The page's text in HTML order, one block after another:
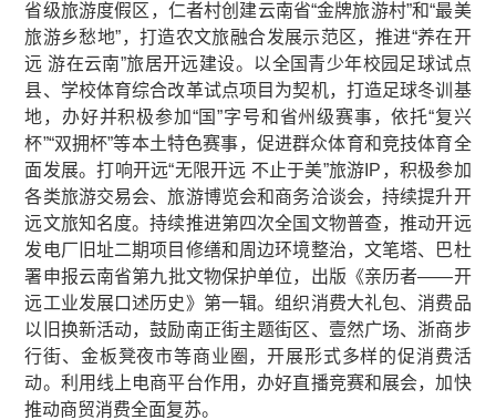
省级旅游度假区，仁者村创建云南省“金牌旅游村”和“最美
旅游乡愁地”，打造农文旅融合发展示范区，推进“养在开
远 游在云南”旅居开远建设。以全国青少年校园足球试点
县、学校体育综合改革试点项目为契机，打造足球冬训基
地，办好并积极参加“国”字号和省州级赛事，依托“复兴
杯”“双拥杯”等本土特色赛事，促进群众体育和竞技体育全
面发展。打响开远“无限开远 不止于美”旅游IP，积极参加
各类旅游交易会、旅游博览会和商务洽谈会，持续提升开
远文旅知名度。持续推进第四次全国文物普查，推动开远
发电厂旧址二期项目修缮和周边环境整治，文笔塔、巴杜
署申报云南省第九批文物保护单位，出版《亲历者——开
远工业发展口述历史》第一辑。组织消费大礼包、消费品
以旧换新活动，鼓励南正街主题街区、壹然广场、浙商步
行街、金板凳夜市等商业圈，开展形式多样的促消费活
动。利用线上电商平台作用，办好直播竞赛和展会，加快
推动商贸消费全面复苏。